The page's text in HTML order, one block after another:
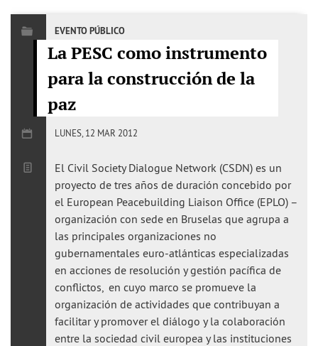
Policy Fora
Mediación
Evento Público
EVENTO PÚBLICO
La PESC como instrumento
para la construcción de la
paz
LUNES, 12 MAR 2012
El Civil Society Dialogue Network (CSDN) es un
proyecto de tres años de duración concebido por
el European Peacebuilding Liaison Office (EPLO) –
organización con sede en Bruselas que agrupa a
las principales organizaciones no
gubernamentales euro-atlánticas especializadas
en acciones de resolución y gestión pacífica de
conflictos, en cuyo marco se promueve la
organización de actividades que contribuyan a
facilitar y promover el diálogo y la colaboración
entre la sociedad civil europea y las instituciones